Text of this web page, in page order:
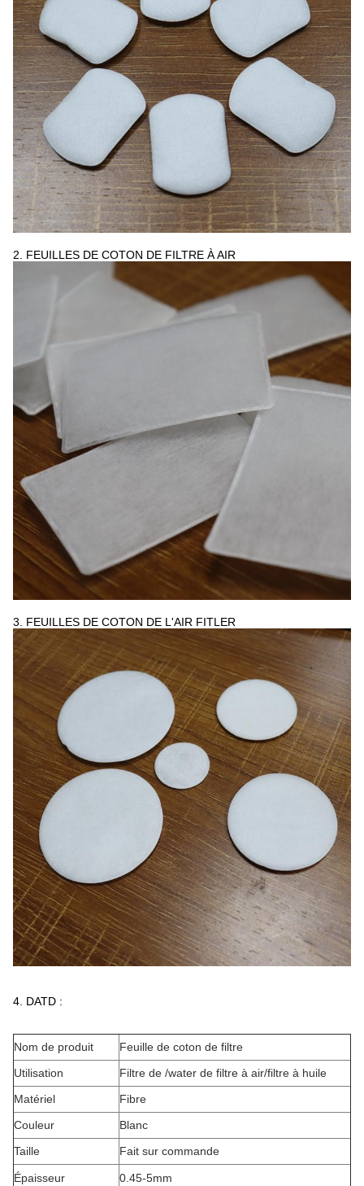
2. FEUILLES DE COTON DE FILTRE À AIR
3. FEUILLES DE COTON DE L'AIR FITLER
4. DATD :
Nom de produit
Feuille de coton de filtre
Utilisation
Filtre de /water de filtre à air/filtre à huile
Matériel
Fibre
Couleur
Blanc
Taille
Fait sur commande
Épaisseur 0.45-5mm